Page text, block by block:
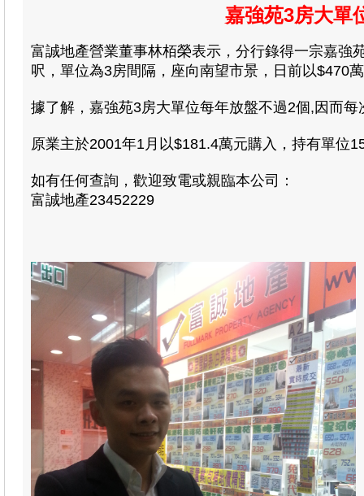
嘉強苑3房大單
富誠地產營業董事林栢榮表示 ，分行錄得一宗嘉強
呎，單位為3房間隔，座向南望市景，日前以$470
據了解，嘉強苑3房大單位每年放盤不過2個,因而
原業主於2001年1月以$181.4萬元購入，持有單位
如有任何查詢，歡迎致電或親臨本公司：
富誠地產23452229